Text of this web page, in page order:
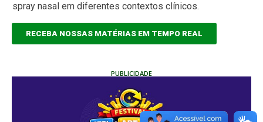
spray nasal em diferentes contextos clínicos.
RECEBA NOSSAS MATÉRIAS EM TEMPO REAL
PUBLICIDADE